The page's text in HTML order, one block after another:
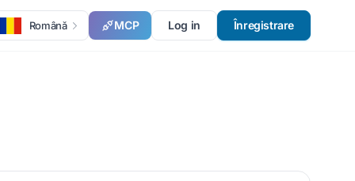
Română MCP Log in Înregistrare